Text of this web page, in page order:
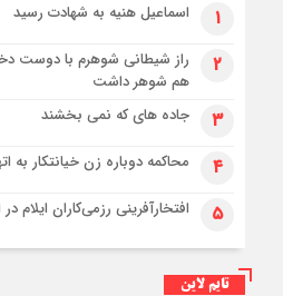
۱ اسماعیل هنیه به شهادت رسید
۲
راز شیطانی شوهرم با دوست
هم شوهر داشت
۳ جاده های که نمی بخشند
۴ محاکمه دوباره زن خیانتکار
۵ افتخارآفرینی رزمی‌کاران ایلام
تایم لاین